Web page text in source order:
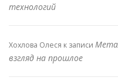
технологий
Хохлова Олеся к записи
взгляд на прошлое